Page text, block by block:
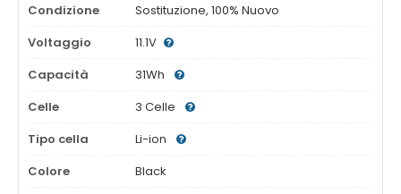
Condizione
Sostituzione, 100% Nuovo
Voltaggio
11.1V
Capacità
31Wh
Celle
3 Celle
Tipo cella
Li-ion
Colore
Black